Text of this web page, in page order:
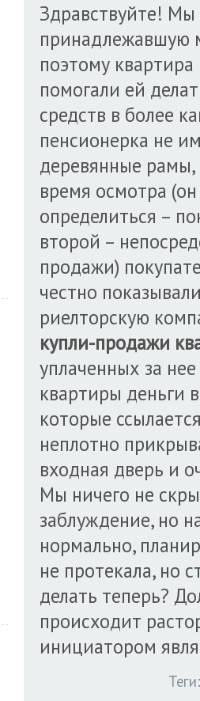
Здравствуйте! Мы
принадлежавшую
поэтому
помогали ей
средств в более
пенсионерка не
деревянные рамы,
время осмотра
определиться –
второй –
продажи)
честно
риелторскую
купли-продажи
уплаченных за
квартиры деньги
которые
неплотно
входная дверь и
Мы ничего не
заблуждение, но
нормально,
не протекала, но
делать теперь?
происходит
инициатором
Теги: